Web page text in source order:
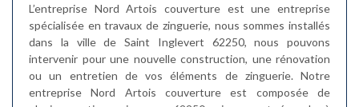
L’entreprise Nord Artois couverture est une entreprise
spécialisée en travaux de zinguerie, nous sommes installés
dans la ville de Saint Inglevert 62250, nous pouvons
intervenir pour une nouvelle construction, une rénovation
ou un entretien de vos éléments de zinguerie. Notre
entreprise Nord Artois couverture est composée de